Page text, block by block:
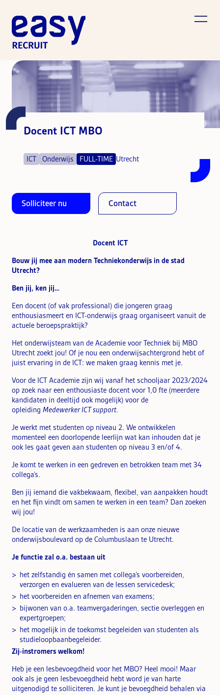
Docent ICT MBO
ICT Onderwijs FULL-TIME Utrecht
Solliciteer nu Contact
Docent ICT
Bouw jij mee aan modern Techniekonderwijs in de stad
Utrecht?
Ben jij, ken jij…
Een docent (of vak professional) die jongeren graag
enthousiasmeert en ICT-onderwijs graag organiseert vanuit de
actuele beroepspraktijk?
Het onderwijsteam van de Academie voor Techniek bij MBO
Utrecht zoekt jou! Of je nou een onderwijsachtergrond hebt of
juist ervaring in de ICT: we maken graag kennis met je.
Voor de ICT Academie zijn wij vanaf het schooljaar 2023/2024
op zoek naar een enthousiaste docent voor 1,0 fte (meerdere
kandidaten in deeltijd ook mogelijk) voor de
opleiding Medewerker ICT support.
Je werkt met studenten op niveau 2. We ontwikkelen
momenteel een doorlopende leerlijn wat kan inhouden dat je
ook les gaat geven aan studenten op niveau 3 en/of 4.
Je komt te werken in een gedreven en betrokken team met 34
collega’s.
Ben jij iemand die vakbekwaam, flexibel, van aanpakken houdt
en het fijn vindt om samen te werken in een team? Dan zoeken
wij jou!
De locatie van de werkzaamheden is aan onze nieuwe
onderwijsboulevard op de Columbuslaan te Utrecht.
Je functie zal o.a. bestaan uit
het zelfstandig én samen met collega’s voorbereiden,
verzorgen en evalueren van de lessen servicedesk;
het voorbereiden en afnemen van examens;
bijwonen van o.a. teamvergaderingen, sectie overleggen en
expertgroepen;
het mogelijk in de toekomst begeleiden van studenten als
studieloopbaanbegeleider.
Zij-instromers welkom!
Heb je een lesbevoegdheid voor het MBO? Heel mooi! Maar
ook als je geen lesbevoegdheid hebt word je van harte
uitgenodigd te solliciteren. Je kunt je bevoegdheid behalen via